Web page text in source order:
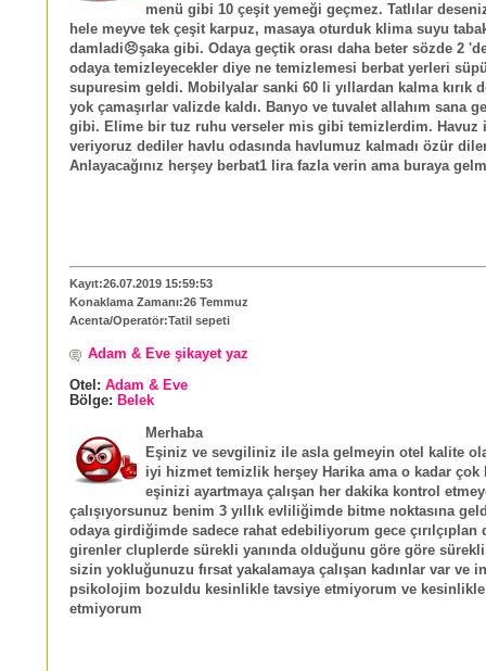
menü gibi 10 çeşit yemeği geçmez. Tatlılar
hele meyve tek çeşit karpuz, masaya oturduk klima suyu
damladi😣şaka gibi. Odaya geçtik orası daha beter sözde 2
odaya temizleyecekler diye ne temizlemesi berbat yerleri
supuresim geldi. Mobilyalar sanki 60 li yıllardan kalma kırık
yok çamaşırlar valizde kaldı. Banyo ve tuvalet allahım sana
gibi. Elime bir tuz ruhu verseler mis gibi temizlerdim. Havuz
veriyoruz dediler havlu odasında havlumuz kalmadı özür
Anlayacağınız herşey berbat1 lira fazla verin ama buraya
Kayıt:26.07.2019 15:59:53
Konaklama Zamanı:26 Temmuz
Acenta/Operatör:Tatil sepeti
Adam & Eve şikayet yaz
Otel: Adam & Eve
Bölge: Belek
Merhaba
Eşiniz ve sevgiliniz ile asla gelmeyin otel kalite
iyi hizmet temizlik herşey Harika ama o kadar çok
eşinizi ayartmaya çalışan her dakika kontrol
çalışıyorsunuz benim 3 yıllık evliliğimde bitme noktasına
odaya girdiğimde sadece rahat edebiliyorum gece çırılçıplan
girenler cluplerde sürekli yanında olduğunu göre göre sürekli
sizin yokluğunuzu fırsat yakalamaya çalışan kadınlar var ve
psikolojim bozuldu kesinlikle tavsiye etmiyorum ve
etmiyorum